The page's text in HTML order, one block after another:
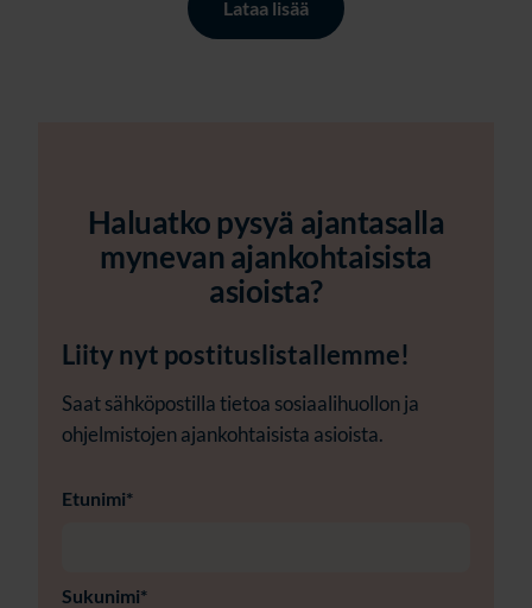
Lataa lisää
Haluatko pysyä ajantasalla
mynevan ajankohtaisista
asioista?
Liity nyt postituslistallemme!
Saat sähköpostilla tietoa sosiaalihuollon ja
ohjelmistojen ajankohtaisista asioista.
Etunimi*
Sukunimi*